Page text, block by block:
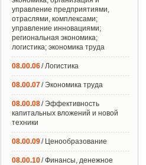
управление предприятиями,
отраслями, комплексами;
управление инновациями;
региональная экономика;
логистика; экономика труда
08.00.06/ Логистика
08.00.07/ Экономика труда
08.00.08/ Эффективность
капитальных вложений и новой
техники
08.00.09/ Ценообразование
08.00.10/ Финансы, денежное